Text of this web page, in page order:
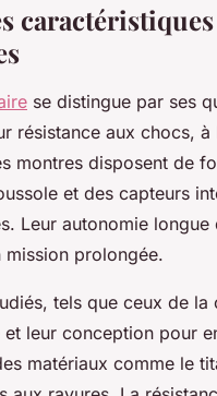
se distingue par ses
résistance aux chocs,
montres disposent de
et des capteurs
Leur autonomie
mission prolongée.
tels que ceux de
et leur conception pour
matériaux comme le